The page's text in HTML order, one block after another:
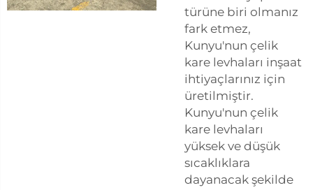
türüne biri olmanız
fark etmez,
Kunyu'nun çelik
kare levhaları inşaat
ihtiyaçlarınız için
üretilmiştir.
Kunyu'nun çelik
kare levhaları
yüksek ve düşük
sıcaklıklara
dayanacak şekilde